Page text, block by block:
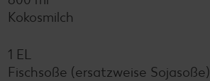
Kokosmilch
1 EL
Fischsoße (ersatzweise Sojasoße)